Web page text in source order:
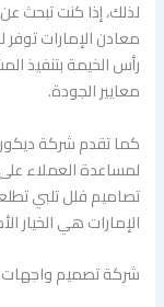
لذلك، إذا كنت تبحث
معادن الإمارات
رأس الخيمة بتنفيذ
معايير الجودة.
كما تقدم شركة
لمساعدة العملاء
تصاميم فلل تلبي
الإمارات هي الخيار
شركة تصميم